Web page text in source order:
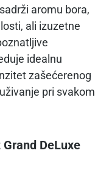
aromu bora,
ali izuzetne
idealnu
zašećerenog
pri svakom
DeLuxe